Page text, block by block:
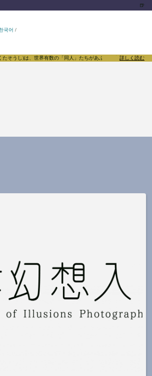
🍺
국어 /
、世界有数の「同人」たちがあふれる東方Projectについて発信
詳しく読む